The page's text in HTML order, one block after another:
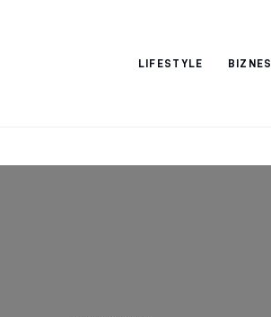
LIFESTYLE BIZNES
Vacation Dreams